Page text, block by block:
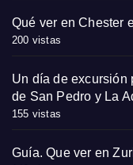
Qué ver en Chester
200 vistas
Un día de excursión
de San Pedro y La
155 vistas
Guía. Que ver en